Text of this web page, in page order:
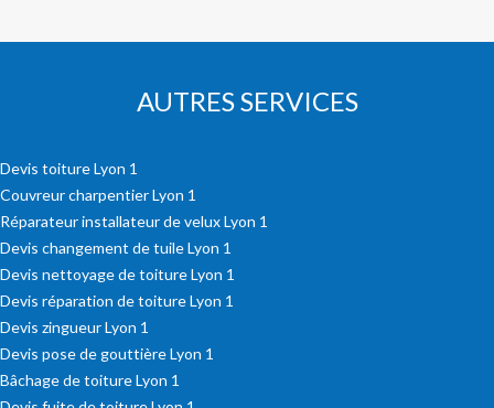
AUTRES SERVICES
Devis toiture Lyon 1
Couvreur charpentier Lyon 1
Réparateur installateur de velux Lyon 1
Devis changement de tuile Lyon 1
Devis nettoyage de toiture Lyon 1
Devis réparation de toiture Lyon 1
Devis zingueur Lyon 1
Devis pose de gouttière Lyon 1
Bâchage de toiture Lyon 1